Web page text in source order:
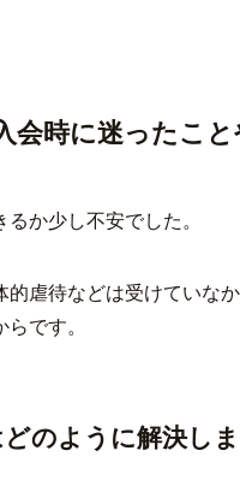
会時に迷ったこ
か少し不安でした。
的虐待などは受けていな
です。
のように解決し